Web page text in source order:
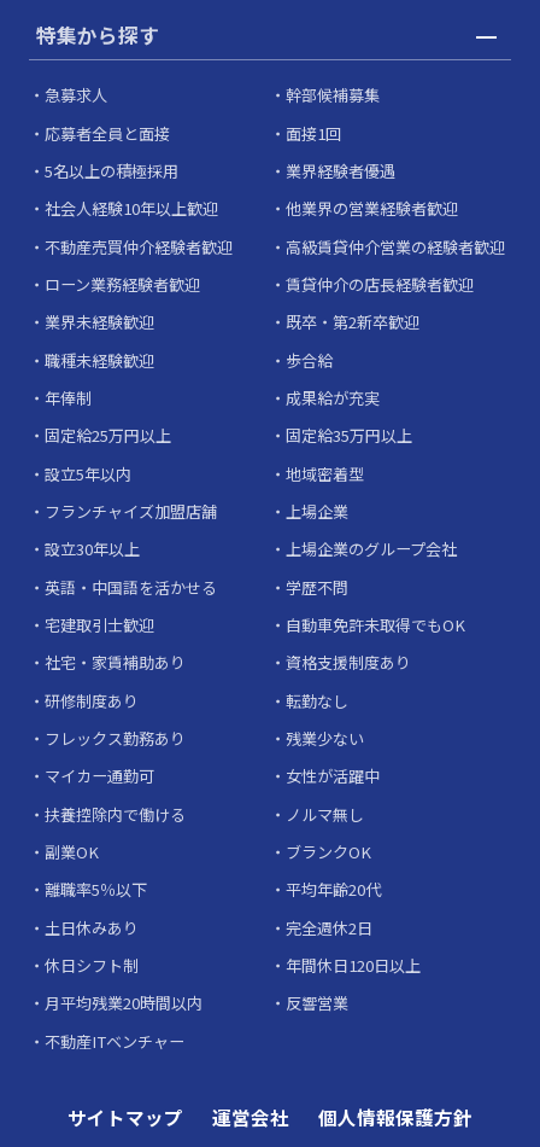
特集から探す
急募求人
幹部候補募集
応募者全員と面接
面接1回
5名以上の積極採用
業界経験者優遇
社会人経験10年以上歓迎
他業界の営業経験者歓迎
不動産売買仲介経験者歓迎
高級賃貸仲介営業の経験者歓迎
ローン業務経験者歓迎
賃貸仲介の店長経験者歓迎
業界未経験歓迎
既卒・第2新卒歓迎
職種未経験歓迎
歩合給
年俸制
成果給が充実
固定給25万円以上
固定給35万円以上
設立5年以内
地域密着型
フランチャイズ加盟店舗
上場企業
設立30年以上
上場企業のグループ会社
英語・中国語を活かせる
学歴不問
宅建取引士歓迎
自動車免許未取得でもOK
社宅・家賃補助あり
資格支援制度あり
研修制度あり
転勤なし
フレックス勤務あり
残業少ない
マイカー通勤可
女性が活躍中
扶養控除内で働ける
ノルマ無し
副業OK
ブランクOK
離職率5％以下
平均年齢20代
土日休みあり
完全週休2日
休日シフト制
年間休日120日以上
月平均残業20時間以内
反響営業
不動産ITベンチャー
サイトマップ 運営会社
個人情報保護方針